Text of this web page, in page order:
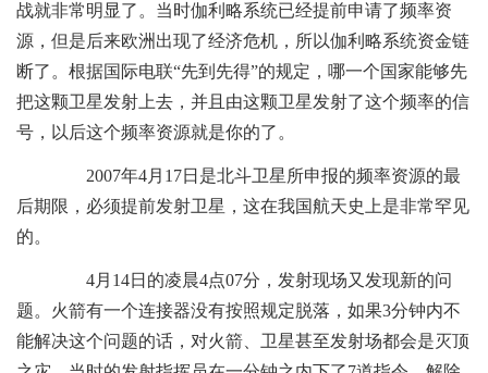
战就非常明显了。当时伽利略系统已经提前申请了频率资
源，但是后来欧洲出现了经济危机，所以伽利略系统资金链
断了。根据国际电联“先到先得”的规定，哪一个国家能够先
把这颗卫星发射上去，并且由这颗卫星发射了这个频率的信
号，以后这个频率资源就是你的了。
2007年4月17日是北斗卫星所申报的频率资源的最
后期限，必须提前发射卫星，这在我国航天史上是非常罕见
的。
4月14日的凌晨4点07分，发射现场又发现新的问
题。火箭有一个连接器没有按照规定脱落，如果3分钟内不
能解决这个问题的话，对火箭、卫星甚至发射场都会是灭顶